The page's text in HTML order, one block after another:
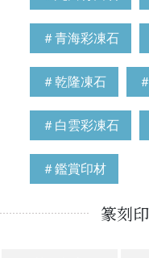
＃青海彩凍石
＃乾隆凍石
＃白雲彩凍石
＃鑑賞印材
篆刻